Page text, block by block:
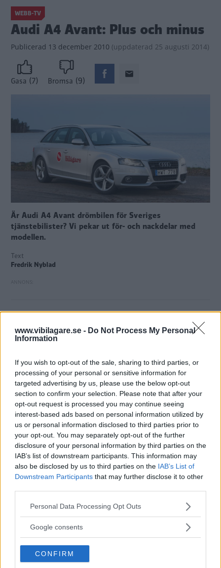
www.vibilagare.se - Do Not Process My Personal
Information
If you wish to opt-out of the sale, sharing to third parties, or
processing of your personal or sensitive information for
targeted advertising by us, please use the below opt-out
section to confirm your selection. Please note that after your
opt-out request is processed you may continue seeing
interest-based ads based on personal information utilized by
us or personal information disclosed to third parties prior to
your opt-out. You may separately opt-out of the further
disclosure of your personal information by third parties on the
IAB’s list of downstream participants. This information may
also be disclosed by us to third parties on the IAB’s List of
Downstream Participants that may further disclose it to other
Please note that this website/app uses one or more Google
not limited to your visit or usage behaviour. You may click to
use your data for below specified purposes in below Google
consent section.
Personal Data Processing Opt Outs
Google consents
CONFIRM
WEBB-TV
Audi A4 Avant: Plus och minus
Publicerad 13 december 2010 (uppdaterad 25 augusti 2014)
Gasa (7) Bromsa (9)
Är Audi A4 Avant drömbilen för Sveriges
tjänstebilister? Vi pekar ut för- och nackdelar med
modellen.
Text
Fredrik Nyblad
Läs testet av Audi A4 Avant mot fem konkurrenter i Vi
december och kommer till prenumeranter några dagar
innan.
Diskutera:Vad tycker du om Audi A4 Avant?
MISSA INTE KOMMANDE ARTIKLAR OM AUDI
A4
Få vårt nyhetsbrev utan kostnad
Genom att anmäla dig godkänner du OK-förlagets
personuppgiftspolicy.